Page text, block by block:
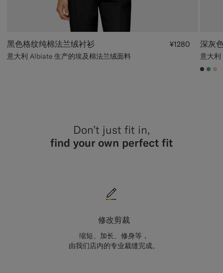
黑色格纹纯棉法兰绒衬衫
意大利 Albiate 生产的埃及棉法兰绒面料
¥1280 深灰
意大利
Don’t just fit in,
find your own perfect fit
修改剪裁
缩短、加长、修身等，
由我们店内的专业裁缝完成。